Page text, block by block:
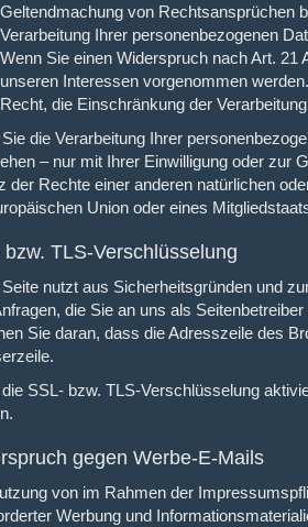
Geltendmachung von Rechtsansprüchen
Verarbeitung Ihrer personenbezogenen
Wenn Sie einen Widerspruch nach Art.
unseren Interessen vorgenommen
Recht, die Einschränkung der
die Verarbeitung Ihrer
– nur mit Ihrer Einwilligung oder zur
der Rechte einer anderen natürlichen
Union oder eines
bzw. TLS-Verschlüsselung
nutzt aus Sicherheitsgründen und
die Sie an uns als
Sie daran, dass die Adresszeile des
SSL- bzw. TLS-Verschlüsselung
gegen Werbe-E-Mails
von im Rahmen der
Werbung und